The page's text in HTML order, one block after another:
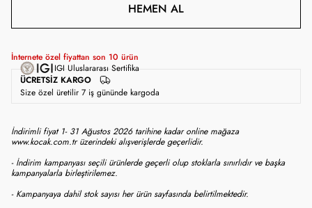
HEMEN AL
İnternete özel fiyattan son 10 ürün
ÜCRETSIZ KARGO
IGI Uluslararası Sertifika
Size özel üretilir 7 iş gününde kargoda
İndirimli fiyat 1- 31 Ağustos 2026 tarihine kadar online mağaza
www.kocak.com.tr üzerindeki alışverişlerde geçerlidir.
- İndirim kampanyası seçili ürünlerde geçerli olup stoklarla sınırlıdır ve başka
kampanyalarla birleştirilemez.
- Kampanyaya dahil stok sayısı her ürün sayfasında belirtilmektedir.